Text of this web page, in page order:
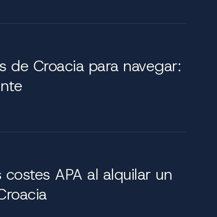
refinados y una ingeniería excepcional,
de elegancia y privacidad, creando
impecable.
croatas. Desde la gama Supreme hasta
en cinco lujosos camarotes con una
un comedor en la cubierta, un
para 10 invitados en cinco camarotes con
en las idílicas aguas croatas. Para un
ocho invitados en cuatro camarotes con
de Croacia para navegar:
APA al alquilar un